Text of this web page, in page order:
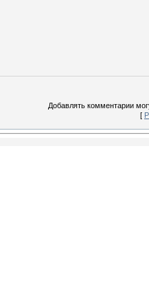
Добавлять комментарии
[